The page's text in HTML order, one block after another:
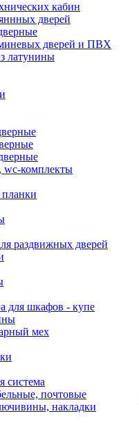
кабин
дверей
дверей и ПВХ
латунины
wc-комплекты
раздвижных дверей
для шкафов - купе
мех
система
почтовые
накладки